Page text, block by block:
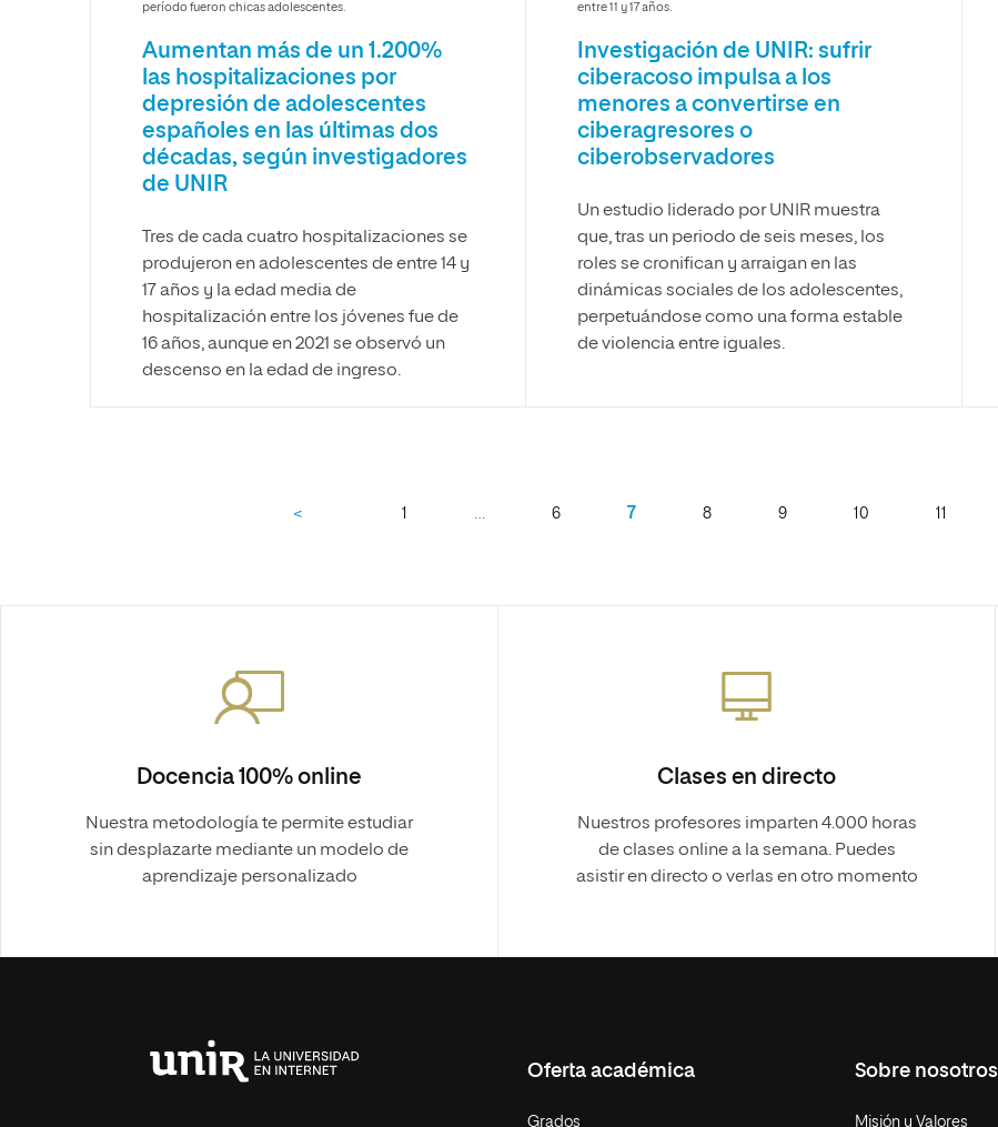
período fueron chicas adolescentes.
Aumentan más de un 1.200%
las hospitalizaciones por
depresión de adolescentes
españoles en las últimas dos
décadas, según investigadores
de UNIR
Tres de cada cuatro hospitalizaciones se
produjeron en adolescentes de entre 14 y
17 años y la edad media de
hospitalización entre los jóvenes fue de
16 años, aunque en 2021 se observó un
descenso en la edad de ingreso.
entre 11 y 17 años.
Investigación de UNIR: sufrir
ciberacoso impulsa a los
menores a convertirse en
ciberagresores o
ciberobservadores
Un estudio liderado por UNIR muestra
que, tras un periodo de seis meses, los
roles se cronifican y arraigan en las
dinámicas sociales de los adolescentes,
perpetuándose como una forma estable
de violencia entre iguales.
< 1 … 6 7 8 9 10 11
Docencia 100% online
Nuestra metodología te permite estudiar
sin desplazarte mediante un modelo de
aprendizaje personalizado
Clases en directo
Nuestros profesores imparten 4.000 horas
de clases online a la semana. Puedes
asistir en directo o verlas en otro momento
Oferta académica
Grados
Sobre nosotros
Misión y Valores